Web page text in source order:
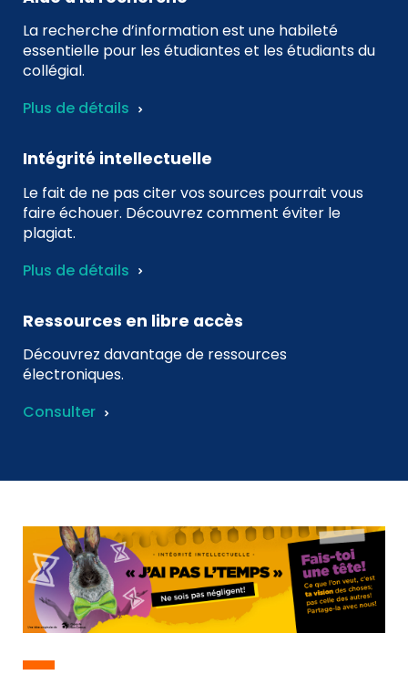
La recherche d’information est une habileté
essentielle pour les étudiantes et les étudiants du
collégial.
Plus de détails
Intégrité intellectuelle
Le fait de ne pas citer vos sources pourrait vous
faire échouer. Découvrez comment éviter le
plagiat.
Plus de détails
Ressources en libre accès
Découvrez davantage de ressources
électroniques.
Consulter